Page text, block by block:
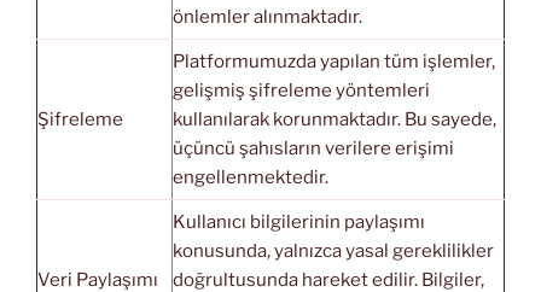
önlemler alınmaktadır.
Şifreleme
Platformumuzda yapılan tüm işlemler,
gelişmiş şifreleme yöntemleri
kullanılarak korunmaktadır. Bu sayede,
üçüncü şahısların verilere erişimi
engellenmektedir.
Veri Paylaşımı
Kullanıcı bilgilerinin paylaşımı
konusunda, yalnızca yasal gereklilikler
doğrultusunda hareket edilir. Bilgiler,